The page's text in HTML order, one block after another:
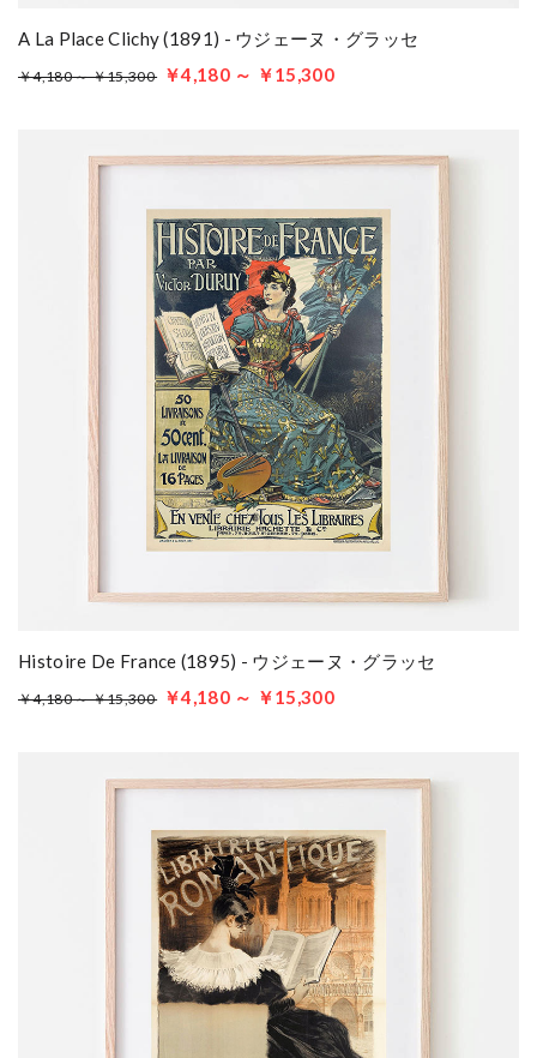
A La Place Clichy (1891) - ウジェーヌ・グラッセ
￥4,180 ～ ￥15,300 ￥4,180 ～ ￥15,300
Histoire De France (1895) - ウジェーヌ・グラッセ
￥4,180 ～ ￥15,300 ￥4,180 ～ ￥15,300